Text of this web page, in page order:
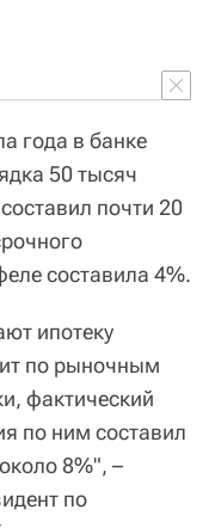
года в банке
50 тысяч
почти 20
составила 4%.
ипотеку
по рыночным
фактический
по ним составил
8%", –
по